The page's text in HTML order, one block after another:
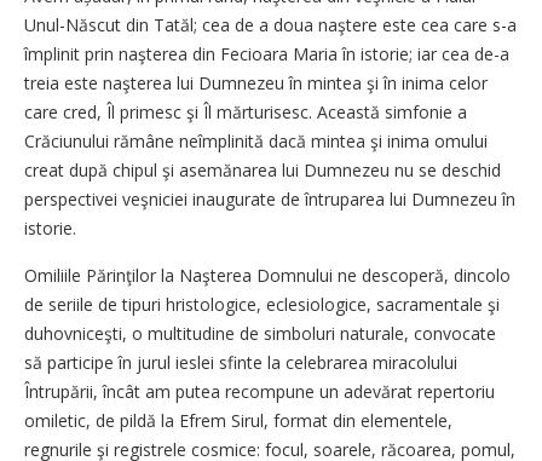
Unul-Născut din Tatăl; cea de a doua naştere este cea care s-a
împlinit prin naşterea din Fecioara Maria în istorie; iar cea de-a
treia este naşterea lui Dumnezeu în mintea şi în inima celor
care cred, Îl primesc şi Îl mărturisesc. Această simfonie a
Crăciunului rămâne neîmplinită dacă mintea şi inima omului
creat după chipul şi asemănarea lui Dumnezeu nu se deschid
perspectivei veşniciei inaugurate de întruparea lui Dumnezeu în
istorie.
Omiliile Părinţilor la Naşterea Domnului ne descoperă, dincolo
de seriile de tipuri hristologice, eclesiologice, sacramentale şi
duhovniceşti, o multitudine de simboluri naturale, convocate
să participe în jurul ieslei sfinte la celebrarea miracolului
Întrupării, încât am putea recompune un adevărat repertoriu
omiletic, de pildă la Efrem Sirul, format din elementele,
regnurile şi registrele cosmice: focul, soarele, răcoarea, pomul,